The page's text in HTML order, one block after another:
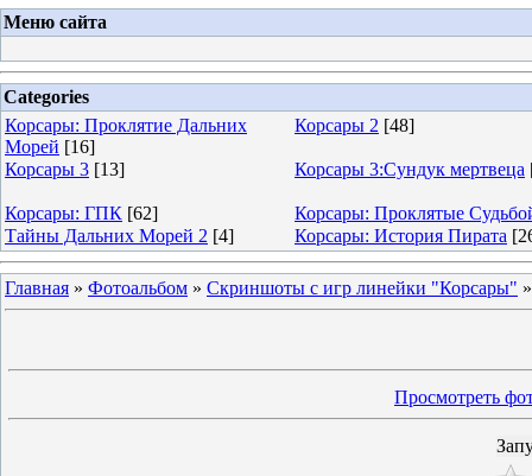
Меню сайта
Categories
Корсары: Проклятие Дальних
Морей [16]
Корсары 2 [48]
Корсары 3 [13] Корсары 3:Сундук мертвеца
Корсары: ГПК [62]
Корсары: Проклятые
Тайны Дальних Морей 2 [4] Корсары: История Пирата
Главная » Фотоальбом » Скриншоты с игр линейки "Корсары"
Просмотреть